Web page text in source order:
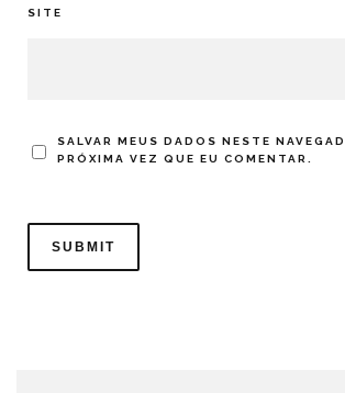
SITE
SALVAR MEUS DADOS NESTE
PRÓXIMA VEZ QUE EU COMENTAR.